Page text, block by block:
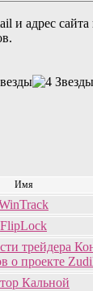
и адрес сайта
Имя
FlipLock
трейдера
о проекте
Кальной